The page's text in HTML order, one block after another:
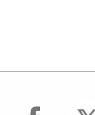
facebook